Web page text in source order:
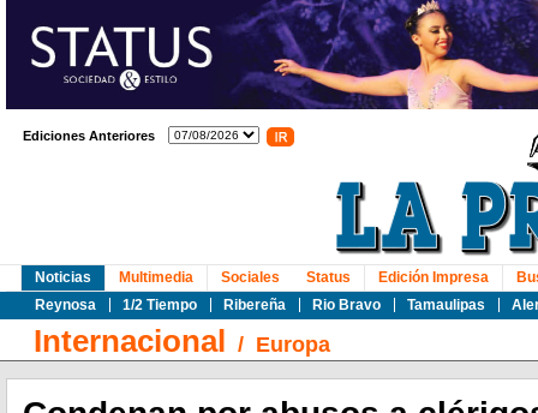
Ediciones Anteriores
Noticias
Reynosa
1/2 Tiempo Ribereña Rio Bravo Tamaulipas
Multimedia Sociales Status Edición Impresa
Internacional / Europa